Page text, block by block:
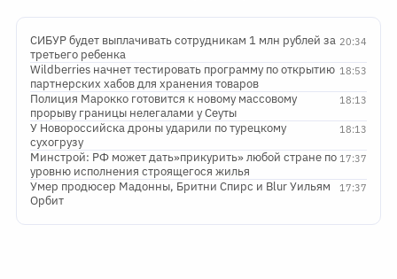
20:34
СИБУР будет выплачивать сотрудникам 1 млн рублей за
третьего ребенка
18:53
Wildberries начнет тестировать программу по открытию
партнерских хабов для хранения товаров
18:13
Полиция Марокко готовится к новому массовому
прорыву границы нелегалами у Сеуты
18:13
У Новороссийска дроны ударили по турецкому
сухогрузу
17:37
Минстрой: РФ может дать»прикурить» любой стране по
уровню исполнения строящегося жилья
17:37
Умер продюсер Мадонны, Бритни Спирс и Blur Уильям
Орбит